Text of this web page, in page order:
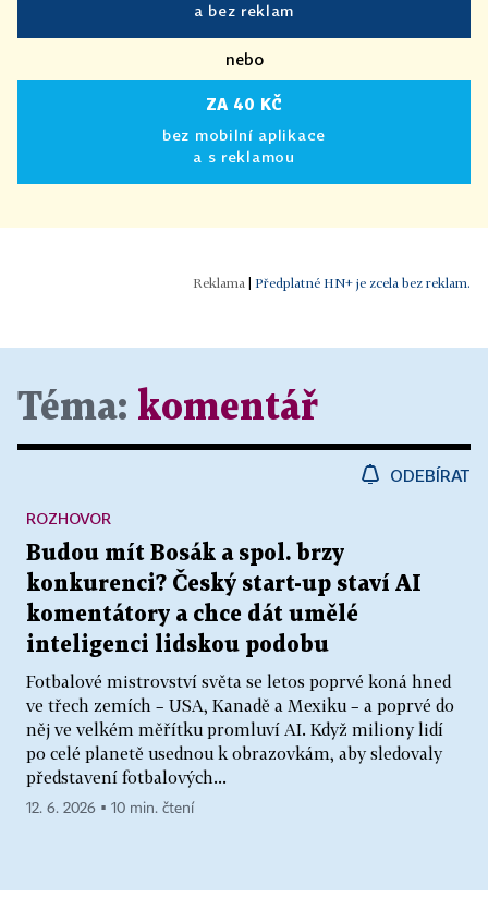
a bez reklam
nebo
ZA 40 KČ
bez mobilní aplikace
a s reklamou
Předplatné HN+ je zcela bez reklam.
Téma: komentář
ODEBÍRAT
Budou mít Bosák a spol. brzy
konkurenci? Český start-up staví AI
komentátory a chce dát umělé
inteligenci lidskou podobu
Fotbalové mistrovství světa se letos poprvé koná hned
ve třech zemích – USA, Kanadě a Mexiku – a poprvé do
něj ve velkém měřítku promluví AI. Když miliony lidí
po celé planetě usednou k obrazovkám, aby sledovaly
představení fotbalových...
ROZHOVOR
12. 6. 2026 ▪ 10 min. čtení